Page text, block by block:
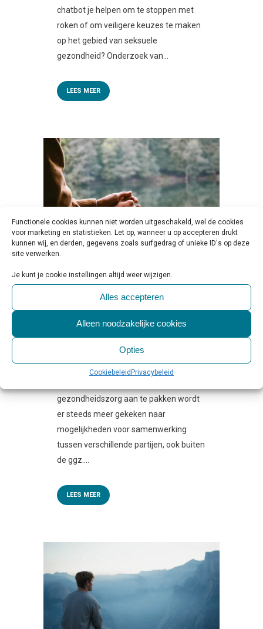
Functionele cookies kunnen niet worden uitgeschakeld, wel de cookies
voor marketing en statistieken. Let op, wanneer u op accepteren drukt
kunnen wij, en derden, gegevens zoals surfgedrag of unieke ID's op deze
site verwerken.
Je kunt je cookie instellingen altijd weer wijzigen.
Alles accepteren
Alleen noodzakelijke cookies
Opties
CookiebeleidPrivacybeleid
chatbot je helpen om te stoppen met
roken of om veiligere keuzes te maken
op het gebied van seksuele
gezondheid? Onderzoek van...
LEES MEER
11 OKT DEEL VAN
WACHTENDEN PSYCHISCHE
Geplaatst op 10:00hinBehandeling
gezondheidszorg aan te pakken wordt
er steeds meer gekeken naar
mogelijkheden voor samenwerking
tussen verschillende partijen, ook buiten
de ggz....
LEES MEER